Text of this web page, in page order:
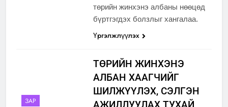
төрийн жинхэнэ албаны нөөцөд
бүртгэгдэх болзлыг хангалаа.
Үргэлжлүүлэх
ЗАР
ТӨРИЙН ЖИНХЭНЭ
АЛБАН ХААГЧИЙГ
ШИЛЖҮҮЛЭХ, СЭЛГЭН